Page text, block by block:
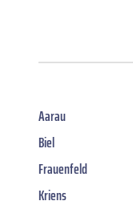
Aarau
Biel
Frauenfeld
Kriens